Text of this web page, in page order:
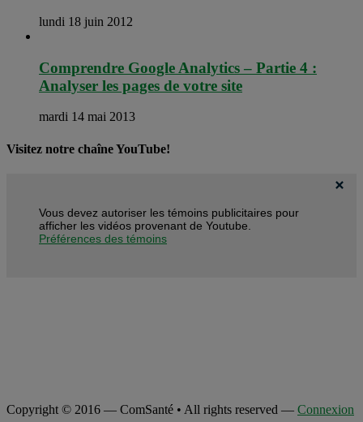
lundi 18 juin 2012
Comprendre Google Analytics – Partie 4 :
Analyser les pages de votre site
mardi 14 mai 2013
Visitez notre chaîne YouTube!
Vous devez autoriser les témoins publicitaires pour
afficher les vidéos provenant de Youtube.
Préférences des témoins
Copyright © 2016 — ComSanté • All rights reserved — Connexion